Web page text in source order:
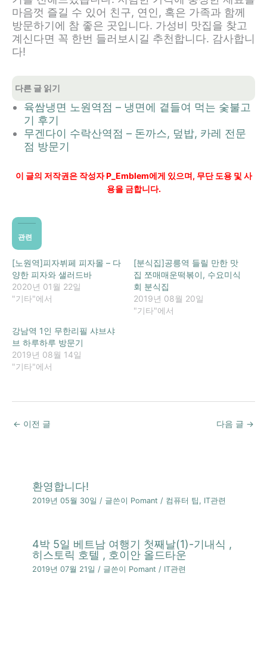
마음껏 즐길 수 있어 친구, 연인, 혹은 가족과 함께
방문하기에 참 좋은 곳입니다. 가성비 맛집을 찾고
계신다면 꼭 한번 들러보시길 추천합니다. 감사합니
다!
다른 글 읽기
육쌈냉면 노원역점 – 냉면에 곁들여 먹는 숯불고
기 후기
무겐다이 수락산역점 – 돈까스, 덮밥, 카레 전문
점 방문기
이 글의 저작권은 작성자 P_Emblem에게 있으며, 무단 도용 및 사
용을 금합니다.
관련
[노원역]피자뷔페 피자몰 – 다
양한 피자와 샐러드바
2020년 01월 22일
"기타"에서
[분식집]공릉역 들릴 만한 맛
집 쪼매매운떡볶이, 수요미식
회 분식집
2019년 08월 20일
"기타"에서
강남역 1인 무한리필 샤브샤
브 하루하루 방문기
2019년 08월 14일
"기타"에서
← 이전 글 다음 글 →
환영합니다!
2019년 05월 30일/ 글쓴이 Pomant/ 컴퓨터 팁 , IT관련
4박 5일 베트남 여행기 첫째날(1)-기내식 ,
히스토릭 호텔 , 호이안 올드타운
2019년 07월 21일 / 글쓴이 Pomant / IT관련